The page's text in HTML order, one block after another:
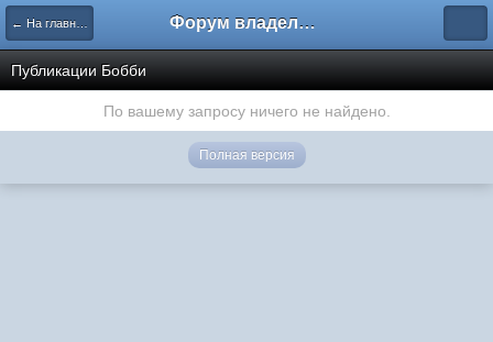
← На главную Форум владельцев интернет-магазинов
Публикации Бобби
По вашему запросу ничего не найдено.
Полная версия